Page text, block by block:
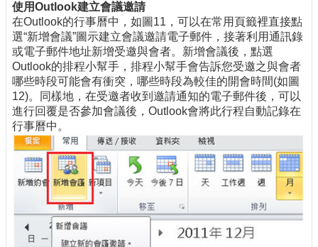
使用Outlook建立會議邀請
在Outlook的行事曆中，如圖11，可以在常用頁籤裡直接點
選“新增會議”圖示建立會議邀請電子郵件，接著利用通訊錄
或電子郵件地址新增受邀與會者。新增會議後，點選
Outlook的排程小幫手，排程小幫手會告訴您受邀之與會者
哪些時段可能會有衝突，哪些時段為較佳的開會時間(如圖
12)。同樣地，在受邀者收到邀請通知的電子郵件後，可以
進行回覆是否參加會議後，Outlook會將此行程自動記錄在
行事曆中。